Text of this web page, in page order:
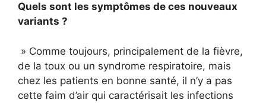
Quels sont les symptômes de ces nouveaux
variants ?
» Comme toujours, principalement de la fièvre,
de la toux ou un syndrome respiratoire, mais
chez les patients en bonne santé, il n’y a pas
cette faim d’air qui caractérisait les infections